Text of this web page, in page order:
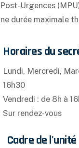
Urgences
durée maximale
Horaires du
Lundi, Mercredi,
16h30
Vendredi : de 8h à
Sur rendez-vous
Cadre de l'unité